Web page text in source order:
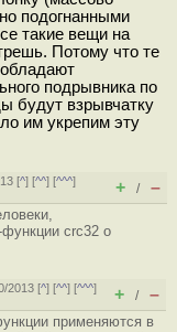
подогнанными
такие вещи на
Потому что те
подрывника по
будут взрывчатку
им укрепим эту
[^] [^^] [^^^]
+ / –
crc32 о
2013 [^] [^^] [^^^]
+ / –
применяются в